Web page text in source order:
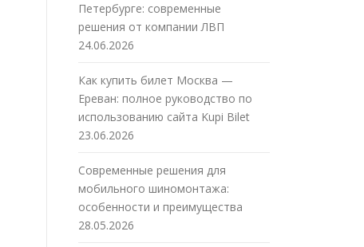
Петербурге: современные
решения от компании ЛВП
24.06.2026
Как купить билет Москва —
Ереван: полное руководство по
использованию сайта Kupi Bilet
23.06.2026
Современные решения для
мобильного шиномонтажа:
особенности и преимущества
28.05.2026